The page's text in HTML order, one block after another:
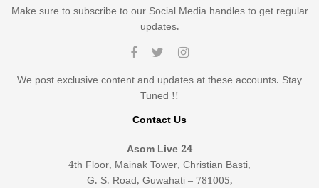
Make sure to subscribe to our Social Media handles to get regular
updates.
We post exclusive content and updates at these accounts. Stay
Tuned !!
Contact Us
Asom Live 24
4th Floor, Mainak Tower, Christian Basti,
G. S. Road, Guwahati – 781005,